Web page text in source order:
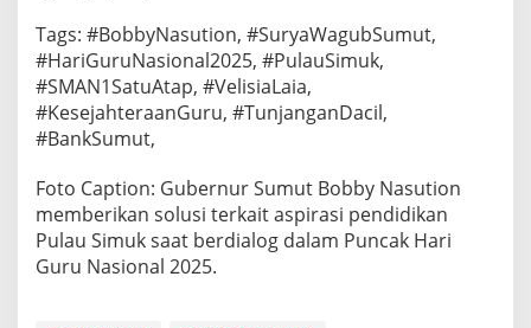
Tags: #BobbyNasution, #SuryaWagubSumut,
#HariGuruNasional2025, #PulauSimuk,
#SMAN1SatuAtap, #VelisiaLaia,
#KesejahteraanGuru, #TunjanganDacil,
#BankSumut,
Foto Caption: Gubernur Sumut Bobby Nasution
memberikan solusi terkait aspirasi pendidikan
Pulau Simuk saat berdialog dalam Puncak Hari
Guru Nasional 2025.